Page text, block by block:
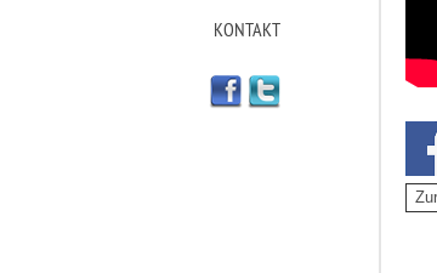
KONTAKT